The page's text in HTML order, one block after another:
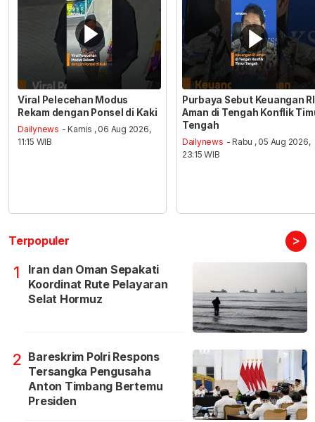
Viral Pelecehan Modus
Rekam dengan Ponsel di Kaki
Dailynews - Kamis , 06 Aug 2026,
11:15 WIB
Purbaya Sebut Keuangan RI
Aman di Tengah Konflik
Tengah
Dailynews - Rabu , 05 Aug 2026,
23:15 WIB
Terpopuler >
1
Iran dan Oman Sepakati
Koordinat Rute Pelayaran
Selat Hormuz
2 Bareskrim Polri Respons
Tersangka Pengusaha
Anton Timbang Bertemu
Presiden